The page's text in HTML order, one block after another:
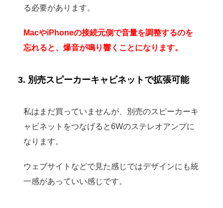
る必要があります。
MacやiPhoneの接続元側で音量を調整するのを
忘れると、爆音が鳴り響くことになります。
3. 別売スピーカーキャビネットで拡張可能
私はまだ買っていませんが、別売のスピーカーキ
ャビネットをつなげると6Wのステレオアンプに
なります。
ウェブサイトなどで見た感じではデザインにも統
一感があっていい感じです。